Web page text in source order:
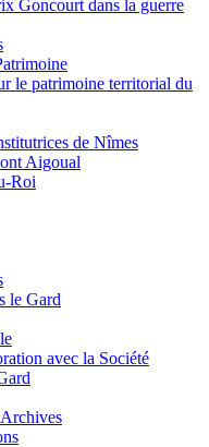
Goncourt dans la guerre
le patrimoine territorial du
de Nîmes
Aigoual
Roi
le Gard
avec la Société